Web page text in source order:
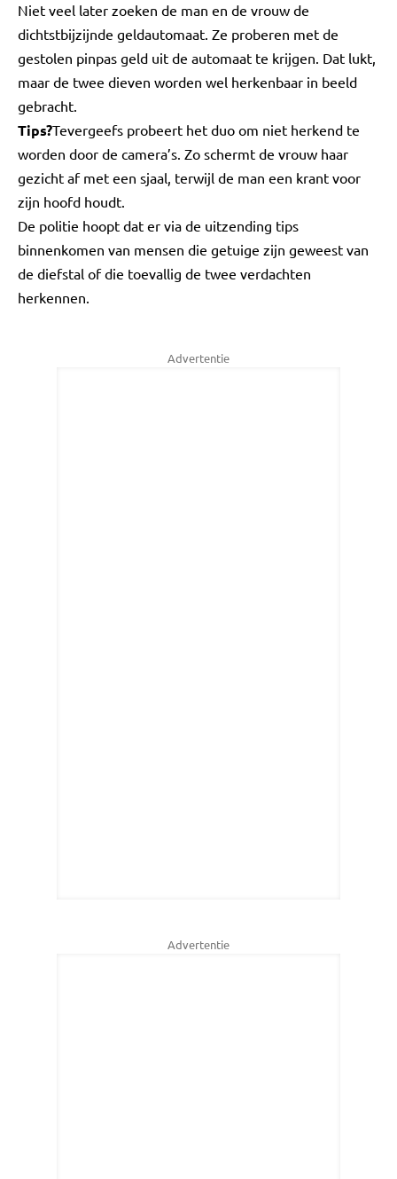
Niet veel later zoeken de man en de vrouw de
dichtstbijzijnde geldautomaat. Ze proberen met de
gestolen pinpas geld uit de automaat te krijgen. Dat lukt,
maar de twee dieven worden wel herkenbaar in beeld
gebracht.
Tips?Tevergeefs probeert het duo om niet herkend te
worden door de camera’s. Zo schermt de vrouw haar
gezicht af met een sjaal, terwijl de man een krant voor
zijn hoofd houdt.
De politie hoopt dat er via de uitzending tips
binnenkomen van mensen die getuige zijn geweest van
de diefstal of die toevallig de twee verdachten
herkennen.
Advertentie
Advertentie